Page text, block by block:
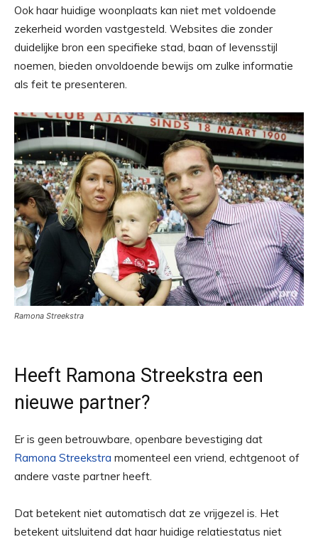
Ook haar huidige woonplaats kan niet met voldoende
zekerheid worden vastgesteld. Websites die zonder
duidelijke bron een specifieke stad, baan of levensstijl
noemen, bieden onvoldoende bewijs om zulke informatie
als feit te presenteren.
Ramona Streekstra
Heeft Ramona Streekstra een
nieuwe partner?
Er is geen betrouwbare, openbare bevestiging dat
Ramona Streekstra momenteel een vriend, echtgenoot of
andere vaste partner heeft.
Dat betekent niet automatisch dat ze vrijgezel is. Het
betekent uitsluitend dat haar huidige relatiestatus niet